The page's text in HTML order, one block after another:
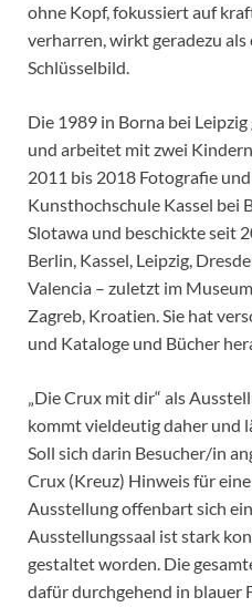
ohne Kopf, fokussiert auf
verharren, wirkt geradezu
Schlüsselbild.
Die 1989 in Borna bei
und arbeitet mit zwei
2011 bis 2018 Fotografie
Kunsthochschule Kassel bei
Slotawa und beschickte seit
Berlin, Kassel, Leipzig,
Valencia – zuletzt im
Zagreb, Kroatien. Sie hat
und Kataloge und Bücher
„Die Crux mit dir“ als
kommt vieldeutig daher und
Soll sich darin Besucher/in
Crux (Kreuz) Hinweis für
Ausstellung offenbart sich
Ausstellungssaal ist stark
gestaltet worden. Die
dafür durchgehend in blauer